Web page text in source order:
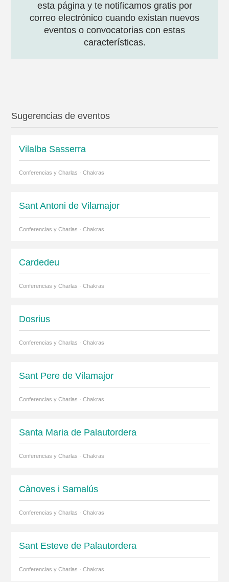
esta página y te notificamos gratis por
correo electrónico cuando existan nuevos
eventos o convocatorias con estas
características.
Sugerencias de eventos
Vilalba Sasserra
Conferencias y Charlas · Chakras
Sant Antoni de Vilamajor
Conferencias y Charlas · Chakras
Cardedeu
Conferencias y Charlas · Chakras
Dosrius
Conferencias y Charlas · Chakras
Sant Pere de Vilamajor
Conferencias y Charlas · Chakras
Santa Maria de Palautordera
Conferencias y Charlas · Chakras
Cànoves i Samalús
Conferencias y Charlas · Chakras
Sant Esteve de Palautordera
Conferencias y Charlas · Chakras